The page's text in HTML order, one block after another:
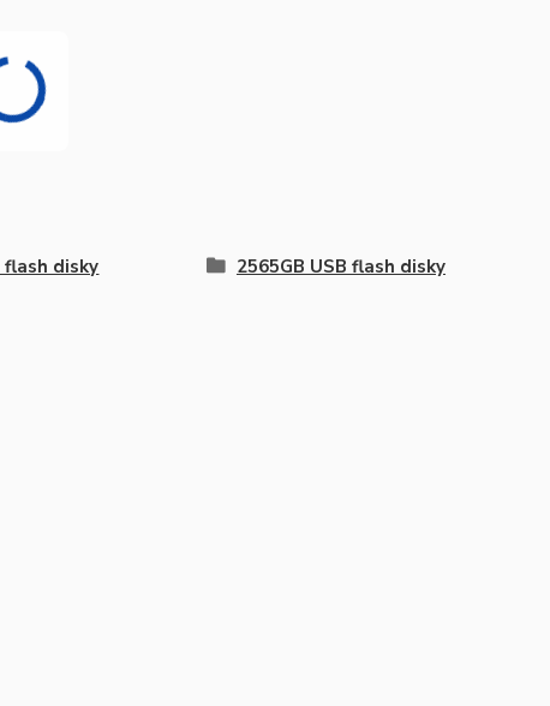
flash disky 2565GB USB flash disky